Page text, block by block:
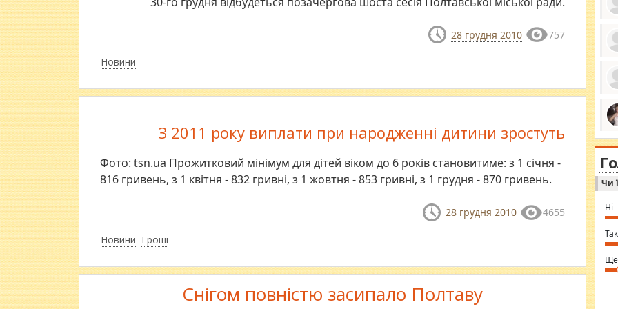
Новини
28 грудня 2010 757
Новини Гроші
З 2011 року виплати при народженні дитини зростуть
Фото: tsn.ua Прожитковий мінімум для дітей віком до 6 років становитиме: з 1 січня -
816 гривень, з 1 квітня - 832 гривні, з 1 жовтня - 853 гривні, з 1 грудня - 870 гривень.
28 грудня 2010 4655
Снігом повністю засипало Полтаву
за
ми
in
⇒
Чи
Ні
Так
Ще